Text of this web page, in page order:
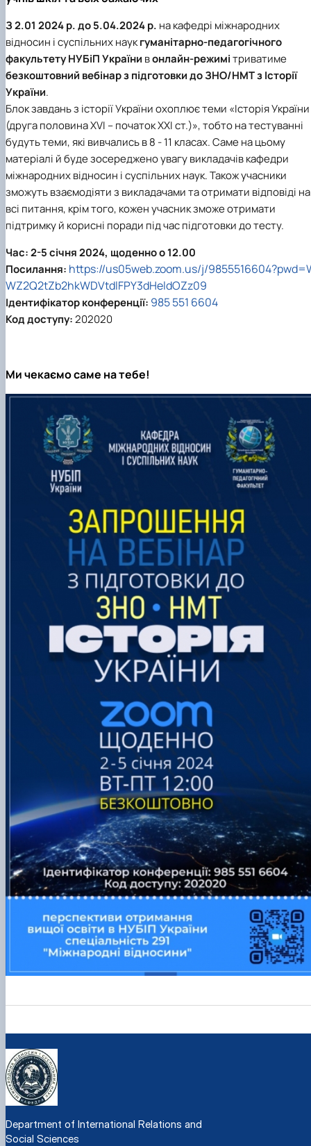
Career guidance
З 2.01 2024 р. до 5.04.2024 р. накафедрі міжнародних
відносин і суспільних наукгуманітарно-педагогічного
факультетуНУБіП України вонлайн-режимітриватиме
безкоштовний вебінар з підготовки до ЗНО/НМТ з Історії
України.
Блок завдань з історії України охоплює теми «Історія України
(друга половина XVI – початок XXI ст.)», тобто на тестуванні
будуть теми, які вивчались в 8 - 11 класах. Саме на цьому
матеріалі й буде зосереджено увагу викладачівкафедри
міжнародних відносин і суспільних наук. Також учасники
зможуть взаємодіяти з викладачами та отримати відповіді на
всі питання, крім того, кожен учасник зможе отримати
підтримку й корисні поради під час підготовки до тесту.
Час:2-5 січня 2024, щоденно о 12.00
Посилання: https://us05web.zoom.us/j/
WZ2Q2tZb2hkWDVtdlFPY3dHeldOZz09
Ідентифікатор конференції: 985 551 6604
Код доступу:202020
Ми чекаємо саме на тебе!
Department of International Relations and
Social Sciences